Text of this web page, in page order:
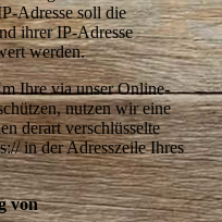
Adresse soll die
ihrer IP-Adresse
werden.
Ihre via unser Online-
nutzen wir eine
derart verschlüsselte
in der Adresszeile Ihres
von